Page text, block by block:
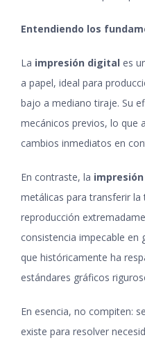
Entendiendo los
La impresión digital es
a papel, ideal para
bajo a mediano tiraje. Su
mecánicos previos, lo que
cambios inmediatos en
En contraste, la
metálicas para transferir
reproducción
consistencia impecable en
que históricamente ha
estándares gráficos
En esencia, no compiten:
existe para resolver